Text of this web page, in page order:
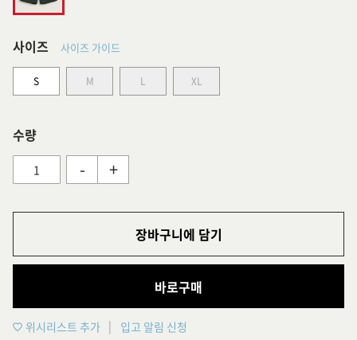
사이즈 사이즈 가이드
S M L XL
수량
- +
장바구니에 담기
바로구매
위시리스트 추가 입고 알림 신청